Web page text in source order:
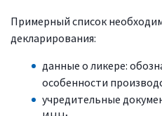
Примерный список
декларирования:
данные о ликере:
особенности
учредительные